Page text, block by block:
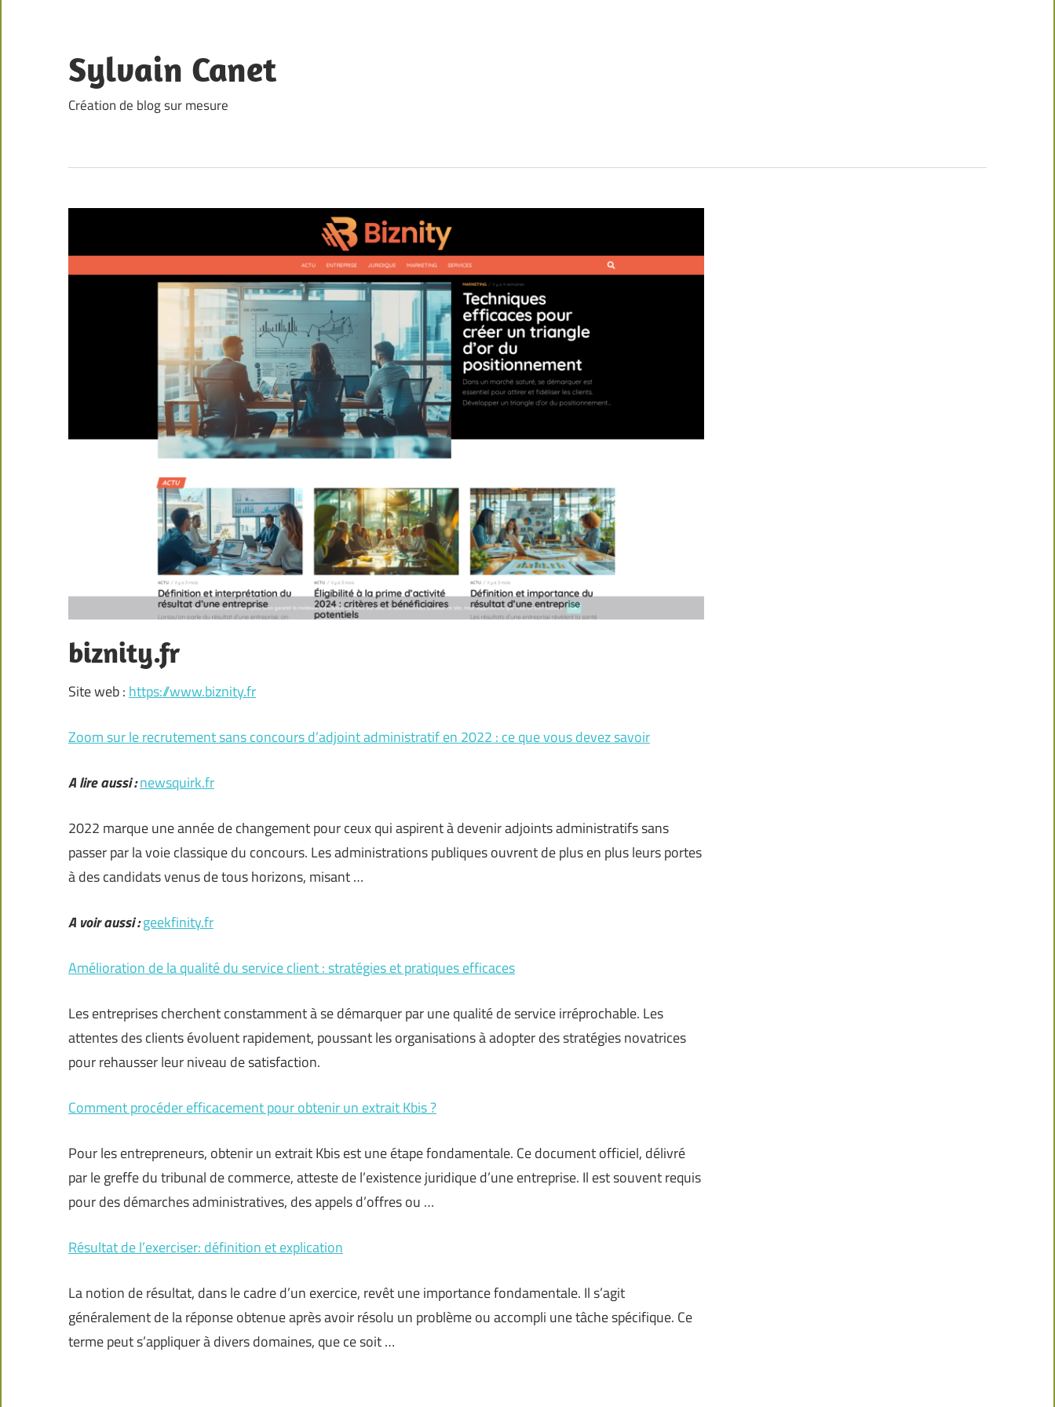
content
Sylvain Canet
Création de blog sur mesure
biznity.fr
Site web : https://www.biznity.fr
Zoom sur le recrutement sans concours d’adjoint administratif en 2022 : ce que vous devez savoir
A lire aussi :newsquirk.fr
2022 marque une année de changement pour ceux qui aspirent à devenir adjoints administratifs sans
passer par la voie classique du concours. Les administrations publiques ouvrent de plus en plus leurs portes
à des candidats venus de tous horizons, misant …
A voir aussi :geekfinity.fr
Amélioration de la qualité du service client : stratégies et pratiques efficaces
Les entreprises cherchent constamment à se démarquer par une qualité de service irréprochable. Les
attentes des clients évoluent rapidement, poussant les organisations à adopter des stratégies novatrices
pour rehausser leur niveau de satisfaction.
Comment procéder efficacement pour obtenir un extrait Kbis ?
Pour les entrepreneurs, obtenir un extrait Kbis est une étape fondamentale. Ce document officiel, délivré
par le greffe du tribunal de commerce, atteste de l’existence juridique d’une entreprise. Il est souvent requis
pour des démarches administratives, des appels d’offres ou …
Résultat de l’exerciser: définition et explication
La notion de résultat, dans le cadre d’un exercice, revêt une importance fondamentale. Il s’agit
généralement de la réponse obtenue après avoir résolu un problème ou accompli une tâche spécifique. Ce
terme peut s’appliquer à divers domaines, que ce soit …